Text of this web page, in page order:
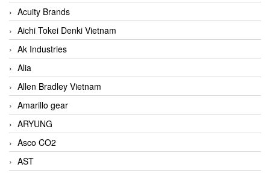
Acuity Brands
Aichi Tokei Denki Vietnam
Ak Industries
Alia
Allen Bradley Vietnam
Amarillo gear
ARYUNG
Asco CO2
AST